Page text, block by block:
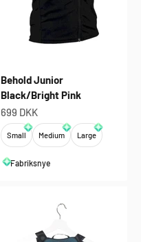
Behold Junior
Black/Bright Pink
Salgspris
699 DKK
Small Medium Large
Fabriksnye